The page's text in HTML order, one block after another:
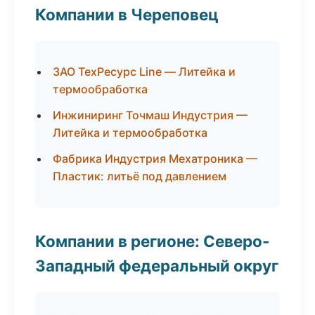
Компании в Череповец
ЗАО ТехРесурс Line — Литейка и
термообработка
Инжиниринг Точмаш Индустрия —
Литейка и термообработка
Фабрика Индустрия Мехатроника —
Пластик: литьё под давлением
Компании в регионе: Северо-
Западный федеральный округ